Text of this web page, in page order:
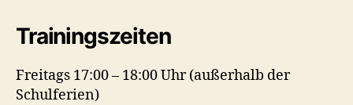
Trainingszeiten
Freitags 17:00 – 18:00 Uhr (außerhalb der
Schulferien)